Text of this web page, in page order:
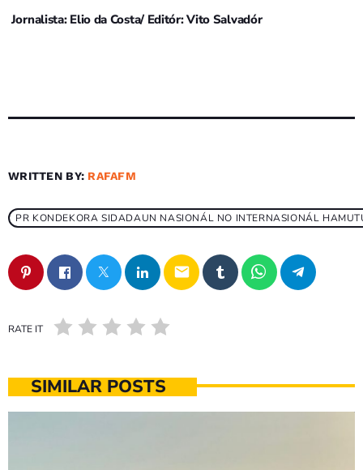
Jornalista: Elio da Costa/ Editór: Vito Salvadór
WRITTEN BY: RAFAFM
PR KONDEKORA SIDADAUN NASIONÁL NO INTERNASIONÁL
email
RATE IT
SIMILAR POSTS